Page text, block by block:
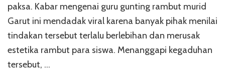
paksa. Kabar mengenai guru gunting rambut murid
Garut ini mendadak viral karena banyak pihak menilai
tindakan tersebut terlalu berlebihan dan merusak
estetika rambut para siswa. Menanggapi kegaduhan
tersebut, …